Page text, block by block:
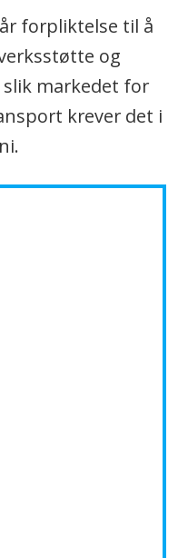
forpliktelse til å
og
markedet for
krever det i